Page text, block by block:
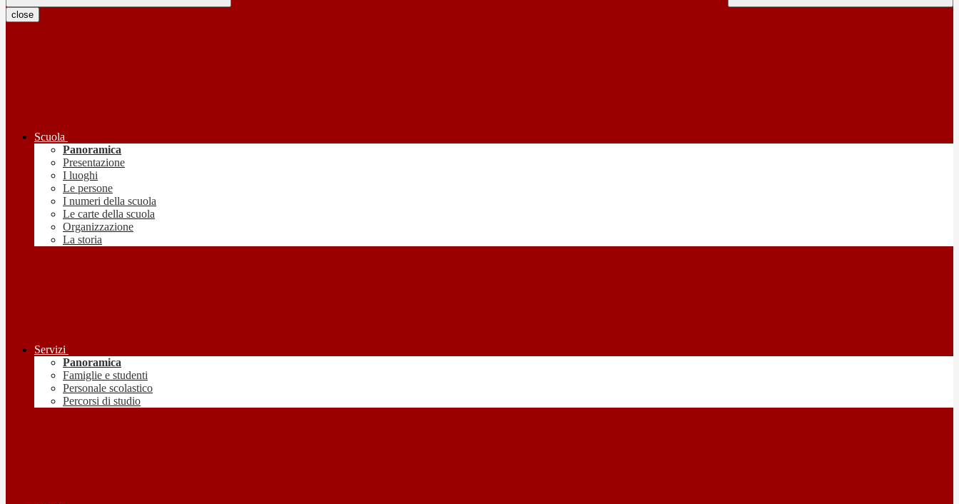
close
Scuola
Panoramica
Presentazione
I luoghi
Le persone
I numeri della scuola
Le carte della scuola
Organizzazione
La storia
Servizi
Panoramica
Famiglie e studenti
Personale scolastico
Percorsi di studio